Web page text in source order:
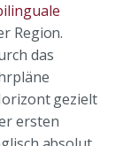
Region.
das
gezielt
ersten